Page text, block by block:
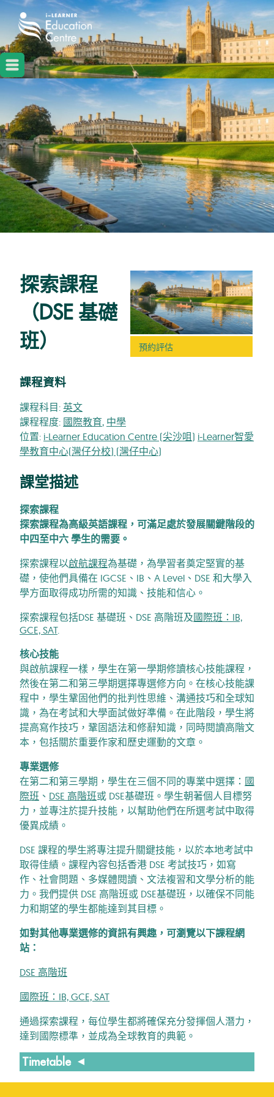
預約評估
探索課程
（DSE 基礎
班）
課程資料
課程科目: 英文
課程程度: 國際教育, 中學
位置: i-Learner Education Centre (尖沙咀) i-Learner智愛
學教育中心(灣仔分校) (灣仔中心)
課堂描述
探索課程
探索課程為高級英語課程，可滿足處於發展關鍵階段的
中四至中六 學生的需要。
探索課程以啟航課程為基礎，為學習者奠定堅實的基
礎，使他們具備在 IGCSE、IB、A Level、DSE 和大學入
學方面取得成功所需的知識、技能和信心。
探索課程包括DSE 基礎班、DSE 高階班及國際班：IB,
GCE, SAT.
核心技能
與啟航課程一樣，學生在第一學期修讀核心技能課程，
然後在第二和第三學期選擇專選修方向。在核心技能課
程中，學生鞏固他們的批判性思維、溝通技巧和全球知
識，為在考試和大學面試做好準備。在此階段，學生將
提高寫作技巧，鞏固語法和修辭知識，同時閱讀高階文
本，包括關於重要作家和歷史運動的文章。
專業選修
在第二和第三學期，學生在三個不同的專業中選擇： 國
際班 、 DSE 高階班或 DSE基礎班。學生朝著個人目標努
力，並專注於提升技能，以幫助他們在所選考試中取得
優異成績。
DSE 課程的學生將專注提升關鍵技能，以於本地考試中
取得佳績。課程內容包括香港 DSE 考試技巧，如寫
作、社會問題、多媒體閱讀、文法複習和文學分析的能
力。我們提供 DSE 高階班或 DSE基礎班，以確保不同能
力和期望的學生都能達到其目標。
如對其他專業選修的資訊有興趣，可瀏覽以下課程網
站：
DSE 高階班
國際班：IB, GCE, SAT
通過探索課程，每位學生都將確保充分發揮個人潛力，
達到國際標準，並成為全球教育的典範。
Timetable